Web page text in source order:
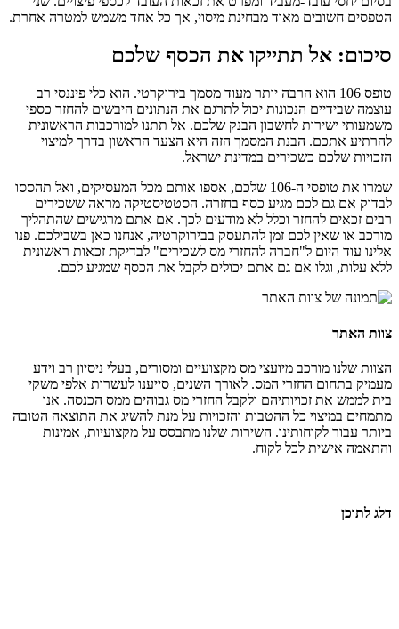
הטפסים חשובים מאוד מבחינת מיסוי, אך כל אחד משמש למטרה אחרת.
סיכום: אל תתייקו את הכסף שלכם
טופס 106 הוא הרבה יותר מעוד מסמך בירוקרטי. הוא כלי פיננסי רב
עוצמה שבידיים הנכונות יכול לתרגם את הנתונים היבשים להחזר כספי
משמעותי ישירות לחשבון הבנק שלכם. אל תתנו למורכבות הראשונית
להרתיע אתכם. הבנת המסמך הזה היא הצעד הראשון בדרך למיצוי
הזכויות שלכם כשכירים במדינת ישראל.
שמרו את טופסי ה-106 שלכם, אספו אותם מכל המעסיקים, ואל תהססו
לבדוק אם גם לכם מגיע כסף בחזרה. הסטטיסטיקה מראה ששכירים
רבים זכאים להחזר וכלל לא מודעים לכך. אם אתם מרגישים שהתהליך
מורכב או שאין לכם זמן להתעסק בבירוקרטיה, אנחנו כאן בשבילכם. פנו
אלינו עוד היום ל"חברה להחזרי מס לשכירים" לבדיקת זכאות ראשונית
ללא עלות, וגלו אם גם אתם יכולים לקבל את הכסף שמגיע לכם.
צוות האתר
הצוות שלנו מורכב מיועצי מס מקצועיים ומסורים, בעלי ניסיון רב וידע
מעמיק בתחום החזרי המס. לאורך השנים, סייענו לעשרות אלפי משקי
בית לממש את זכויותיהם ולקבל החזרי מס גבוהים ממס הכנסה. אנו
מתמחים במיצוי כל ההטבות והזכויות על מנת להשיג את התוצאה הטובה
ביותר עבור לקוחותינו. השירות שלנו מתבסס על מקצועיות, אמינות
והתאמה אישית לכל לקוח.
דלג לתוכן